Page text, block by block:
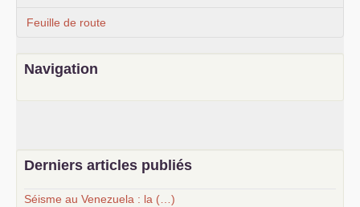
Feuille de route
Navigation
Derniers articles publiés
Séisme au Venezuela : la (…)